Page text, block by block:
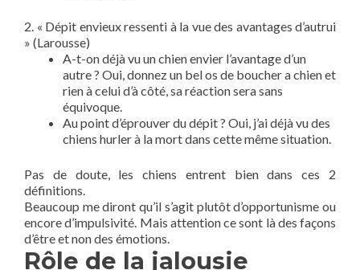
2. « Dépit envieux ressenti à la vue des avantages d’autrui
» (Larousse)
A-t-on déjà vu un chien envier l’avantage d’un
autre ? Oui, donnez un bel os de boucher a chien et
rien à celui d’à côté, sa réaction sera sans
équivoque.
Au point d’éprouver du dépit ? Oui, j’ai déjà vu des
chiens hurler à la mort dans cette même situation.
Pas de doute, les chiens entrent bien dans ces 2
définitions.
Beaucoup me diront qu’il s’agit plutôt d’opportunisme ou
encore d’impulsivité. Mais attention ce sont là des façons
d’être et non des émotions.
Rôle de la jalousie